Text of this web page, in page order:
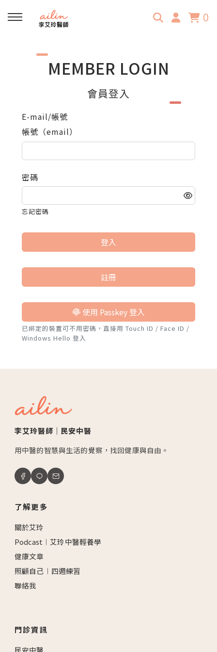
0
民安中醫診所
MEMBER LOGIN
會員登入
E-mail/帳號
帳號（email）
密碼
忘記密碼
登入
註冊
使用 Passkey 登入
已綁定的裝置可不用密碼，直接用 Touch ID / Face ID /
Windows Hello 登入
李艾玲醫師｜民安中醫
用中醫的智慧與生活的覺察，找回健康與自由。
了解更多
關於艾玲
Podcast︱艾玲中醫輕養學
健康文章
照顧自己︱四週練習
聯絡我
門診資訊
民安中醫